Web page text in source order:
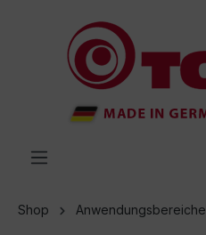
springen
Shop Anwendungsbereiche